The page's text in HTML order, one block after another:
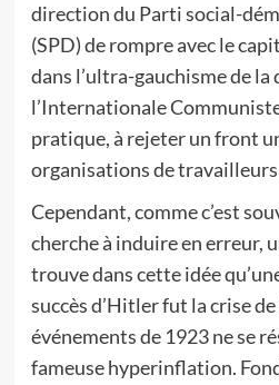
direction du Parti social-
(SPD) de rompre avec le
dans l’ultra-gauchisme de
l’Internationale
pratique, à rejeter un front
organisations de
Cependant, comme c’est
cherche à induire en erreur,
trouve dans cette idée
succès d’Hitler fut la crise
événements de 1923 ne se
fameuse hyperinflation.